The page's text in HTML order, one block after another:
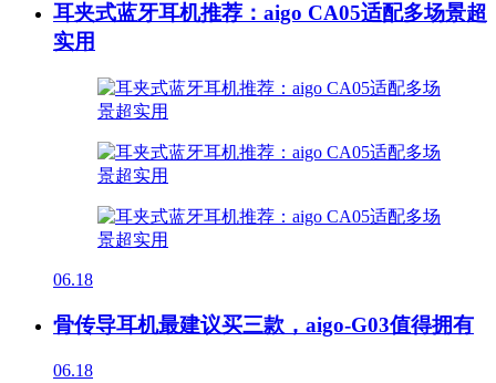
耳夹式蓝牙耳机推荐：aigo CA05适配多场景超
实用
06.18
骨传导耳机最建议买三款，aigo-G03值得拥有
06.18